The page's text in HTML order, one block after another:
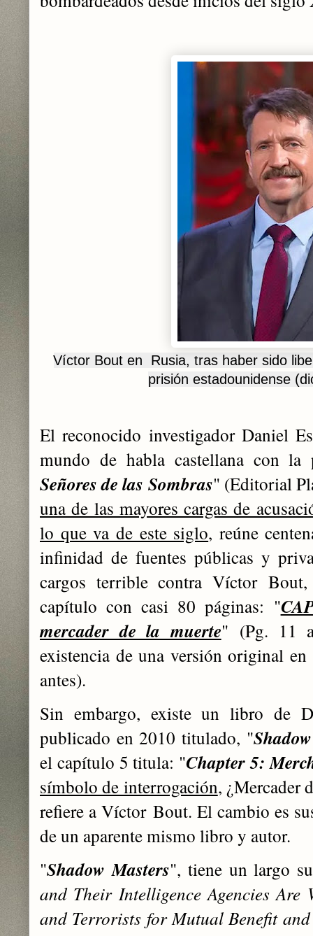
Víctor Bout en Rusia, tras haber sido
prisión estadounidense
El reconocido investigador Daniel
mundo de habla castellana con
Señores de las Sombras" (Editorial
una de las mayores cargas de
lo que va de este siglo, reúne
infinidad de fuentes públicas y
cargos terrible contra Víctor
capítulo con casi 80 páginas: "
mercader de la muerte" (Pg. 11
existencia de una versión original
antes).
Sin embargo, existe un libro de
publicado en 2010 titulado, "
el capítulo 5 titula: "Chapter 5:
símbolo de interrogación, ¿Mercader
refiere a Víctor Bout. El cambio es
de un aparente mismo libro y autor.
"Shadow Masters", tiene un largo
and Their Intelligence Agencies
and Terrorists for Mutual Benefit